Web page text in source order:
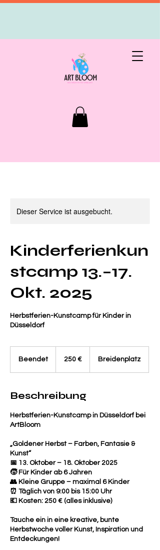
Dieser Service ist ausgebucht.
Kinderferienkun
stcamp 13.–17.
Okt. 2025
Herbstferien-Kunstcamp für Kinder in
Düsseldorf
BeendetB
d
t
250 € Breidenplatz
Beschreibung
Herbstferien-Kunstcamp in Düsseldorf bei
ArtBloom
„Goldener Herbst – Farben, Fantasie &
Kunst“
📅 13. Oktober – 18. Oktober 2025
🧒 Für Kinder ab 6 Jahren
👥 Kleine Gruppe – maximal 6 Kinder
⏰ Täglich von 9:00 bis 15:00 Uhr
💶 Kosten: 250 € (alles inklusive)
Tauche ein in eine kreative, bunte
Herbstwoche voller Kunst, Inspiration und
Entdeckungen!